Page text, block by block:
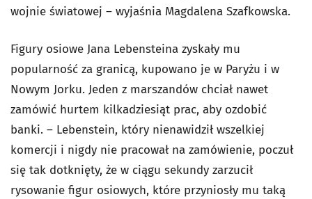
wojnie światowej – wyjaśnia Magdalena Szafkowska.
Figury osiowe Jana Lebensteina zyskały mu
popularność za granicą, kupowano je w Paryżu i w
Nowym Jorku. Jeden z marszandów chciał nawet
zamówić hurtem kilkadziesiąt prac, aby ozdobić
banki. – Lebenstein, który nienawidził wszelkiej
komercji i nigdy nie pracował na zamówienie, poczuł
się tak dotknięty, że w ciągu sekundy zarzucił
rysowanie figur osiowych, które przyniosły mu taką